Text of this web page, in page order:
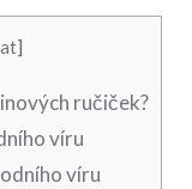
]
ručiček?
víru
víru